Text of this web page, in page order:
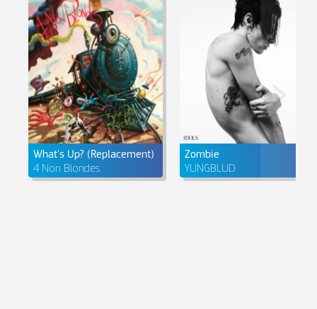
What's Up? (Replacement)
4 Non Blondes
Zombie
YUNGBLUD